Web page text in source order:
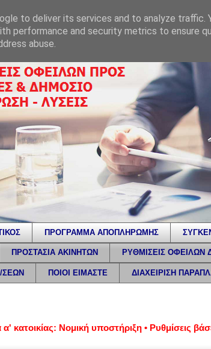
ΠΡΟΓΡΑΜΜΑ ΑΠΟΠΛΗΡΩΜΗΣ
ΠΡΟΣΤΑΣΙΑ ΑΚΙΝΗΤΩΝ ΡΥΘΜΙΣΕΙΣ ΟΦΕΙΛΩΝ
ΣΕΩΝ ΠΟΙΟΙ ΕΙΜΑΣΤΕ ΔΙΑΧΕΙΡΙΣΗ
Νομική υποστήριξη • Ρυθμίσεις βάσει
to deliver its services and to analyze traffic.
performance and security metrics to ensure
abuse.